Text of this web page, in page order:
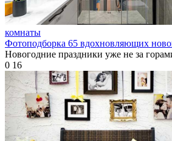
комнаты
Фотоподборка 65 вдохновляющих
Новогодние праздники уже не за
0 16